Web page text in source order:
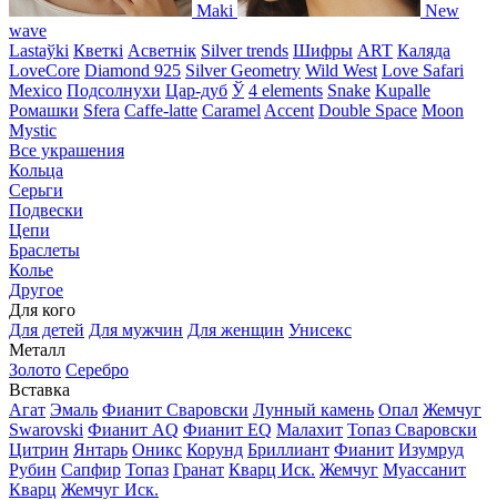
Maki
New
wave
Lastaўki Кветкі Асветнiк Silver trends Шифры ART Каляда
LoveCore Diamond 925 Silver Geometry Wild West Love Safari
Mexico Подсолнухи Цар-дуб Ў 4 elements Snake Kupalle
Ромашки Sfera Caffe-latte Caramel Accent Double Space Moon
Mystic
Все украшения
Кольца
Серьги
Подвески
Цепи
Браслеты
Колье
Другое
Для кого
Для детей Для мужчин Для женщин Унисекс
Металл
Золото Серебро
Вставка
Агат Эмаль Фианит Сваровски Лунный камень Опал Жемчуг
Swarovski Фианит AQ Фианит EQ Малахит Топаз Сваровски
Цитрин Янтарь Оникс Корунд Бриллиант Фианит Изумруд
Рубин Сапфир Топаз Гранат Кварц Иск. Жемчуг Муассанит
Кварц Жемчуг Иск.